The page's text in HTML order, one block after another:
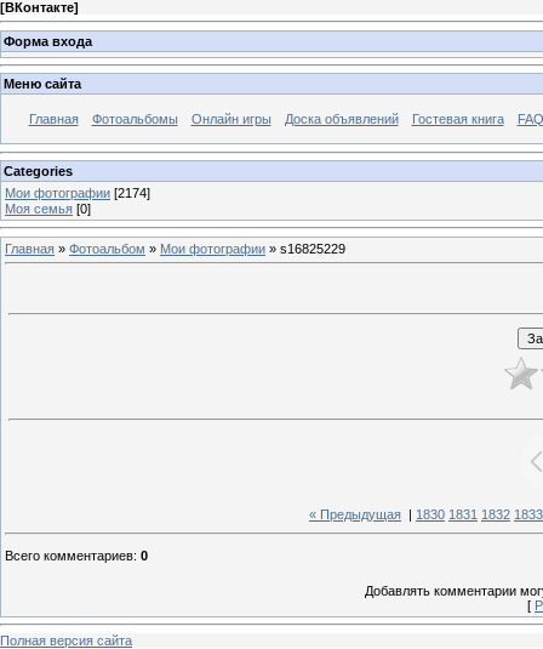
[ВКонтакте]
Форма входа
Меню сайта
Главная Фотоальбомы Онлайн игры Доска объявлений Гостевая книга
Categories
Мои фотографии [2174]
Моя семья [0]
Главная » Фотоальбом » Мои фотографии » s16825229
« Предыдущая 1830 1831 1832 1833
Всего комментариев: 0
Добавлять комментарии
[
Полная версия сайта